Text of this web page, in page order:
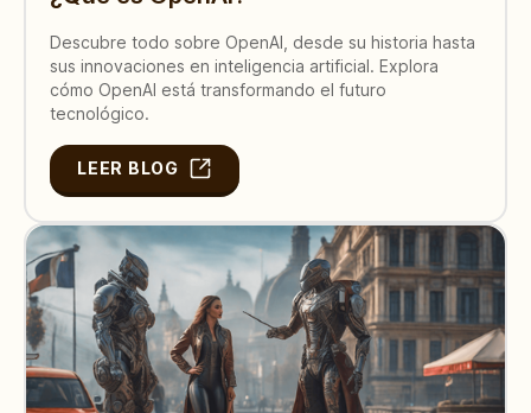
Descubre todo sobre OpenAI, desde su historia hasta
sus innovaciones en inteligencia artificial. Explora
cómo OpenAI está transformando el futuro
tecnológico.
LEER BLOG